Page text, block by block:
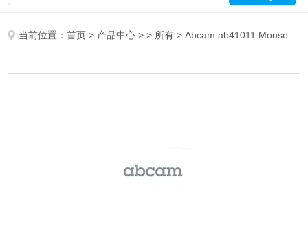
当前位置：首页 > 产品中心 > > 所有 > Abcam ab41011 Mouse monoclonal